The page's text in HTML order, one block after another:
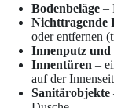
Bodenbeläge –
Nichttragende
oder entfernen
Innenputz und
Innentüren –
auf der
Sanitärobjekte